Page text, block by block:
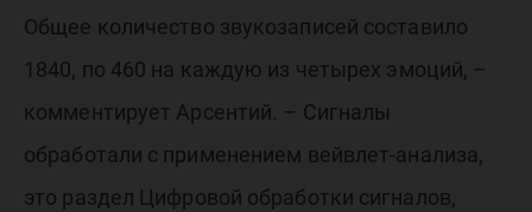
Общее количество звукозаписей составило
1840, по 460 на каждую из четырех эмоций, –
комментирует Арсентий. – Сигналы
обработали с применением вейвлет-анализа,
это раздел Цифровой обработки сигналов,